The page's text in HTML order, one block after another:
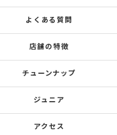
よくある質問
店舗の特徴
チューンナップ
ジュニア
アクセス